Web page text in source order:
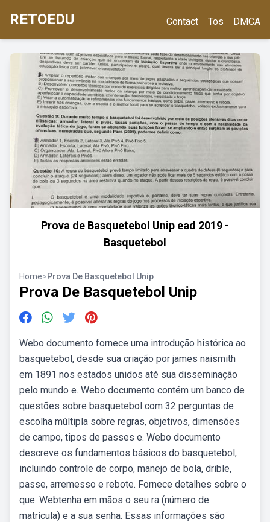
RETOEDU Contact Tos DMCA
Prova de Basquetebol Unip ead 2019 -
Basquetebol
Home>Prova De Basquetebol Unip
Prova De Basquetebol Unip
Webo documento fornece uma introdução histórica ao
basquetebol, desde sua criação por james naismith
em 1891 nos estados unidos até sua disseminação
pelo mundo e. Webo documento contém um banco de
questões sobre basquetebol com 32 perguntas de
escolha múltipla sobre regras, objetivos, dimensões
de campo, tipos de passes e. Webo documento
descreve os fundamentos básicos do basquetebol,
incluindo controle de corpo, manejo de bola, drible,
passe, arremesso e rebote. Fornece detalhes sobre o
que. Webtenha em mãos o seu ra (número de
matrícula) e a sua senha. Essas informações são